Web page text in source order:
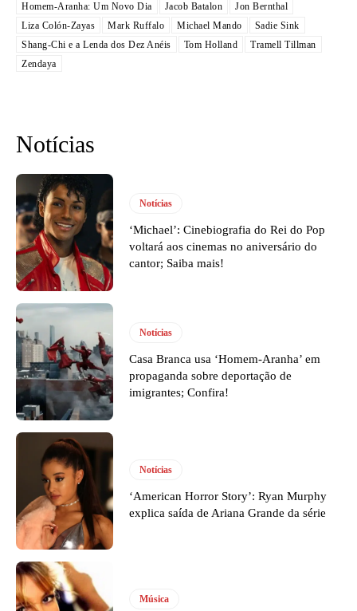
Homem-Aranha: Um Novo Dia
Jacob Batalon
Jon Bernthal
Liza Colón-Zayas
Mark Ruffalo Michael Mando
Sadie Sink
Shang-Chi e a Lenda dos Dez Anéis
Tom Holland
Tramell Tillman
Zendaya
Notícias
Notícias
‘Michael’: Cinebiografia do Rei do Pop
voltará aos cinemas no aniversário do
cantor; Saiba mais!
Notícias
Casa Branca usa ‘Homem-Aranha’ em
propaganda sobre deportação de
imigrantes; Confira!
Notícias
‘American Horror Story’: Ryan Murphy
explica saída de Ariana Grande da série
Música